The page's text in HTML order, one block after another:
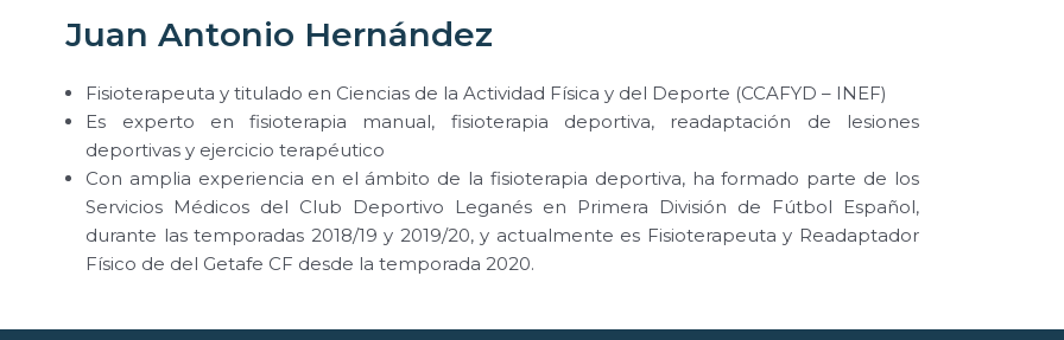
Juan Antonio Hernández
Fisioterapeuta y titulado en Ciencias de la Actividad Física y del Deporte (CCAFYD – INEF)⠀
Es experto en fisioterapia manual, fisioterapia deportiva, readaptación de lesiones
deportivas y ejercicio terapéutico
Con amplia experiencia en el ámbito de la fisioterapia deportiva, ha formado parte de los
Servicios Médicos del Club Deportivo Leganés en Primera División de Fútbol Español,
durante las temporadas 2018/19 y 2019/20, y actualmente es Fisioterapeuta y Readaptador
Físico de del Getafe CF desde la temporada 2020.